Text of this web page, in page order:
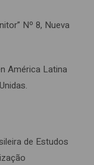
Nº 8, Nueva
América Latina
de Estudos